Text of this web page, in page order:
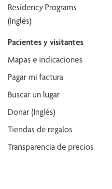
Residency Programs
(Inglés)
Pacientes y visitantes
Mapas e indicaciones
Pagar mi factura
Buscar un lugar
Donar (Inglés)
Tiendas de regalos
Transparencia de precios